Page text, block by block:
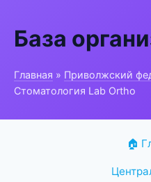
База
Главная » Приволжский
Стоматология Lab Ortho
🏠